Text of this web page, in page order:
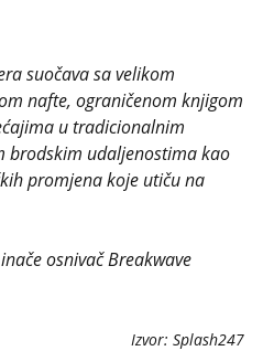
suočava sa velikom
nafte, ograničenom knjigom
u tradicionalnim
brodskim udaljenostima kao
promjena koje utiču na
osnivač Breakwave
Izvor: Splash247